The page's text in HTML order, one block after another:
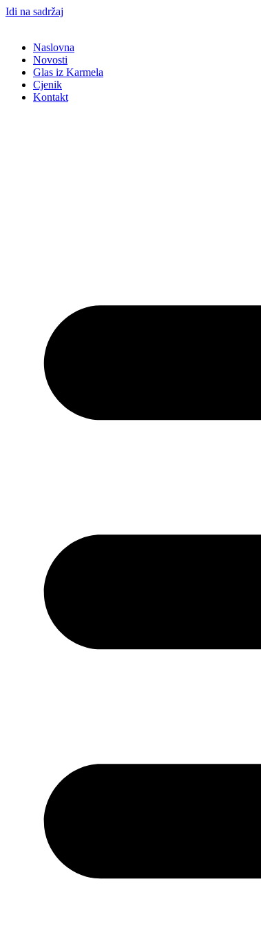
Idi na sadržaj
Naslovna
Novosti
Glas iz Karmela
Cjenik
Kontakt